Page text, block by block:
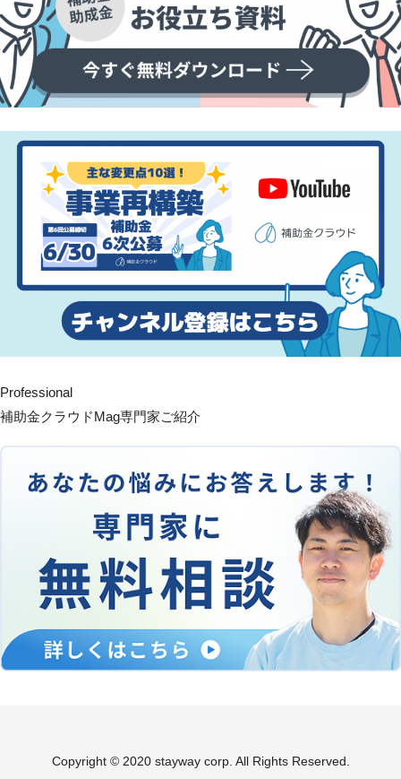
Professional
補助金クラウドMag専門家ご紹介
Copyright © 2020 stayway corp. All Rights Reserved.